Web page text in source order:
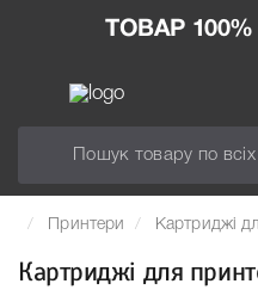
ТОВАР
Принтери Картриджі
Картриджі для